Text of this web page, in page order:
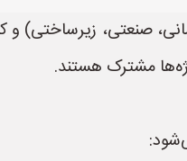
صنعتی، زیرساختی)
مشترک هستند.